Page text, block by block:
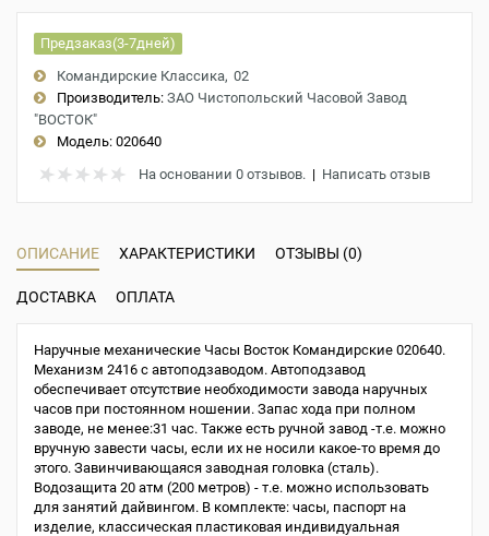
Предзаказ(3-7дней)
Командирские Классика 02
Производитель: ЗАО Чистопольский Часовой Завод
"ВОСТОК"
Модель: 020640
На основании 0 отзывов. | Написать отзыв
ОПИСАНИЕ ХАРАКТЕРИСТИКИ ОТЗЫВЫ (0)
ДОСТАВКА ОПЛАТА
Наручные механические Часы Восток Командирские 020640.
Механизм 2416 с автоподзаводом. Автоподзавод
обеспечивает отсутствие необходимости завода наручных
часов при постоянном ношении. Запас хода при полном
заводе, не менее:31 час. Также есть ручной завод -т.е. можно
вручную завести часы, если их не носили какое-то время до
этого. Завинчивающаяся заводная головка (сталь).
Водозащита 20 атм (200 метров) - т.е. можно использовать
для занятий дайвингом. В комплекте: часы, паспорт на
изделие, классическая пластиковая индивидуальная